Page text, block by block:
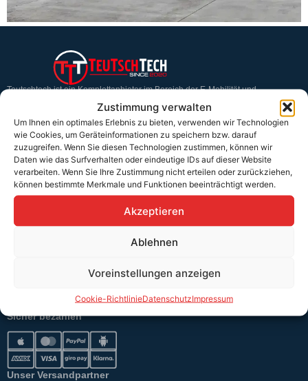
Zustimmung verwalten
Um Ihnen ein optimales Erlebnis zu bieten, verwenden wir Technologien
wie Cookies, um Geräteinformationen zu speichern bzw. darauf
zuzugreifen. Wenn Sie diesen Technologien zustimmen, können wir
Daten wie das Surfverhalten oder eindeutige IDs auf dieser Website
verarbeiten. Wenn Sie Ihre Zustimmung nicht erteilen oder zurückziehen,
können bestimmte Merkmale und Funktionen beeinträchtigt werden.
Akzeptieren
Ablehnen
Voreinstellungen anzeigen
Cookie-RichtlinieDatenschutzImpressum
Teutschtech ist ein Komplettanbieter im Bereich der E-Mobilität und
erneuerbaren Energien. Auf unserer Homepage findest du eine ausführliche
Übersicht über unsere Produkte und Dienstleistungen.
Service & Hilfe
Kontakt
Widerrufsbelehrung
Rücknahmen & Gewährleistung
Sicher bezahlen
Unser Versandpartner